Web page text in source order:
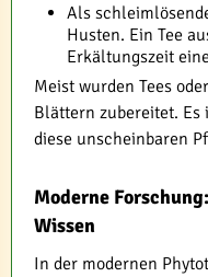
Als
Husten. Ein Tee
Erkältungszeit
Meist wurden Tees
Blättern zubereitet.
diese unscheinbaren
Moderne
Wissen
In der modernen